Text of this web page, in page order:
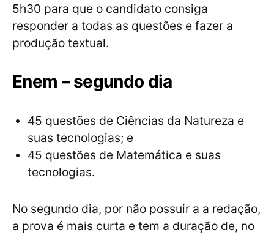
5h30 para que o candidato consiga
responder a todas as questões e fazer a
produção textual.
Enem – segundo dia
45 questões de Ciências da Natureza e
suas tecnologias; e
45 questões de Matemática e suas
tecnologias.
No segundo dia, por não possuir a a redação,
a prova é mais curta e tem a duração de, no